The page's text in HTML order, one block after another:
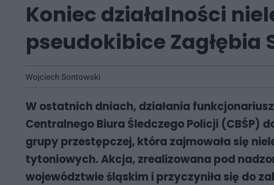
Koniec działalności
pseudokibice Zagłębia
Wojciech Sontowski
W ostatnich dniach, działania
Centralnego Biura Śledczego Policji
grupy przestępczej, która zajmowała się
tytoniowych. Akcja, zrealizowana pod
województwie śląskim i przyczyniła się do